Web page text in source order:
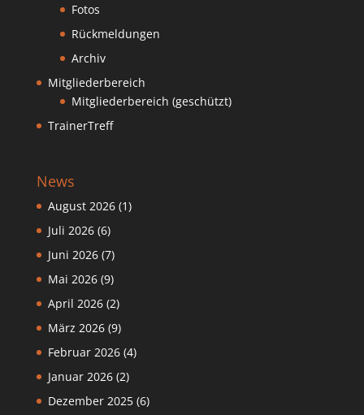
Fotos
Rückmeldungen
Archiv
Mitgliederbereich
Mitgliederbereich (geschützt)
TrainerTreff
News
August 2026(1)
Juli 2026(6)
Juni 2026(7)
Mai 2026(9)
April 2026(2)
März 2026(9)
Februar 2026(4)
Januar 2026(2)
Dezember 2025(6)